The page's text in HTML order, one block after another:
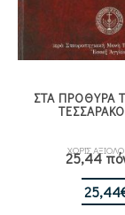
ΣΤΑ ΠΡΟΘΥΡΑ
ΧΩΡΙΣ
25,44
25,44